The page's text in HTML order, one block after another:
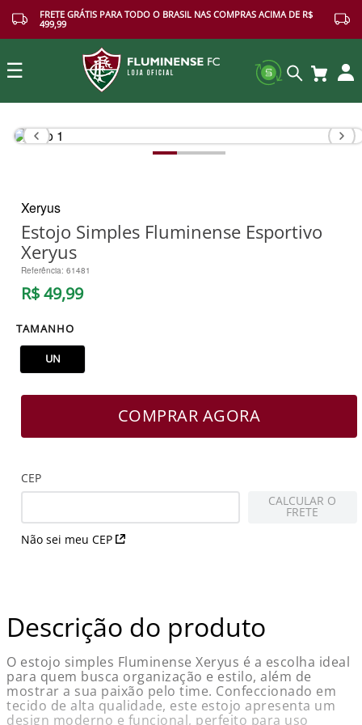
FRETE GRÁTIS PARA TODO O BRASIL NAS COMPRAS ACIMA DE R$
499,99
☰
Buscar
Xeryus
Estojo Simples Fluminense Esportivo
Xeryus
Referência: 61481
R$49,99
TAMANHO
UN
COMPRAR AGORA
CEP
Não sei meu CEP
CALCULAR O
FRETE
Descrição do produto
O estojo simples Fluminense Xeryus é a escolha ideal
para quem busca organização e estilo, além de
mostrar a sua paixão pelo time. Confeccionado em
tecido de alta qualidade, este estojo apresenta um
design moderno e funcional, perfeito para uso